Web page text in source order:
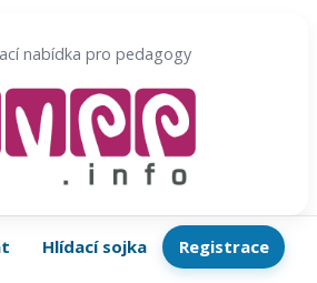
nabídka pro pedagogy
Hlídací sojka
Registrace